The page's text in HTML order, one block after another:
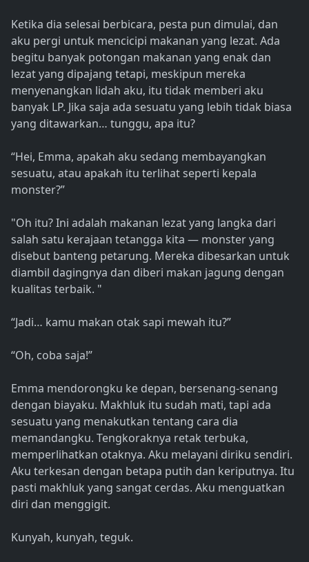
Ketika dia selesai berbicara, pesta pun dimulai, dan
aku pergi untuk mencicipi makanan yang lezat. Ada
begitu banyak potongan makanan yang enak dan
lezat yang dipajang tetapi, meskipun mereka
menyenangkan lidah aku, itu tidak memberi aku
banyak LP. Jika saja ada sesuatu yang lebih tidak biasa
yang ditawarkan… tunggu, apa itu?
“Hei, Emma, apakah aku sedang membayangkan
sesuatu, atau apakah itu terlihat seperti kepala
monster?”
"Oh itu? Ini adalah makanan lezat yang langka dari
salah satu kerajaan tetangga kita — monster yang
disebut banteng petarung. Mereka dibesarkan untuk
diambil dagingnya dan diberi makan jagung dengan
kualitas terbaik. "
“Jadi… kamu makan otak sapi mewah itu?”
“Oh, coba saja!”
Emma mendorongku ke depan, bersenang-senang
dengan biayaku. Makhluk itu sudah mati, tapi ada
sesuatu yang menakutkan tentang cara dia
memandangku. Tengkoraknya retak terbuka,
memperlihatkan otaknya. Aku melayani diriku sendiri.
Aku terkesan dengan betapa putih dan keriputnya. Itu
pasti makhluk yang sangat cerdas. Aku menguatkan
diri dan menggigit.
Kunyah, kunyah, teguk.